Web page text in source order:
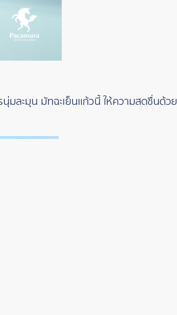
มละมุน มัทฉะเย็นแก้วนี้ ให้ความสดชื่นด้วย